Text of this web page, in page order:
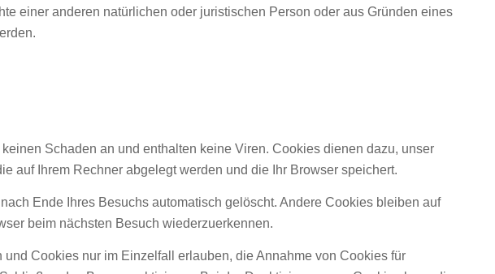
einer anderen natürlichen oder juristischen Person oder aus Gründen eines
Schaden an und enthalten keine Viren. Cookies dienen dazu, unser
auf Ihrem Rechner abgelegt werden und die Ihr Browser speichert.
Ende Ihres Besuchs automatisch gelöscht. Andere Cookies bleiben auf
beim nächsten Besuch wiederzuerkennen.
Cookies nur im Einzelfall erlauben, die Annahme von Cookies für